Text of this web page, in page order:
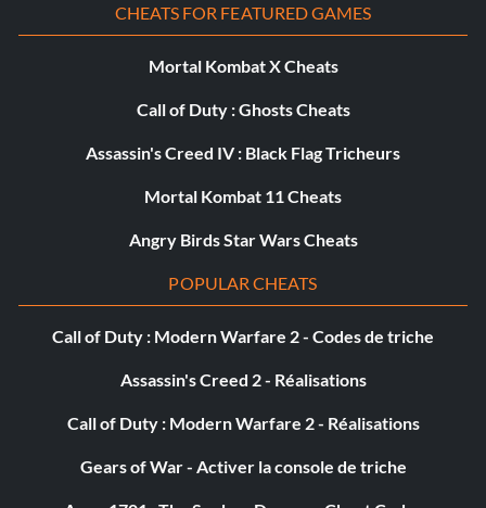
Récompense : 20 points
opérations spéciales.
Récompense : 20 points
Objectif : Collecter 22 éléments d'information.
Récompense : 35 points
Objectif : Collecter 46 éléments d'information.
CHEATS FOR FEATURED GAMES
Mortal Kombat X Cheats
Call of Duty : Ghosts Cheats
Assassin's Creed IV : Black Flag Tricheurs
Mortal Kombat 11 Cheats
Angry Birds Star Wars Cheats
POPULAR CHEATS
Call of Duty : Modern Warfare 2 - Codes de triche
Assassin's Creed 2 - Réalisations
Call of Duty : Modern Warfare 2 - Réalisations
Gears of War - Activer la console de triche